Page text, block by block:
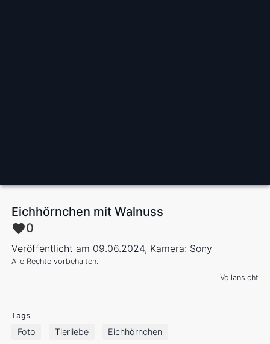
Eichhörnchen mit Walnuss
0
Veröffentlicht am 09.06.2024, Kamera: Sony
Alle Rechte vorbehalten.
Vollansicht
Tags
Foto Tierliebe Eichhörnchen